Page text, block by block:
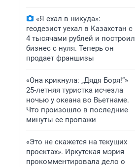
«Я ехал в никуда»:
геодезист уехал в Казахстан с
4 тысячами рублей и построил
бизнес с нуля. Теперь он
продает франшизы
«Она крикнула: „Дядя Боря!“»
25-летняя туристка исчезла
ночью у океана во Вьетнаме.
Что произошло в последние
минуты ее пропажи
«Это не скажется на текущих
проектах». Иркутская мэрия
прокомментировала дело о